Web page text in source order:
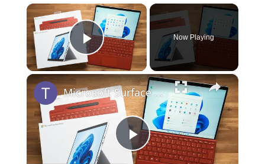
×
Play Video
Now Playing
×
Play
Microsoft Surface Pro 8 Unboxing & Erster Eindruck